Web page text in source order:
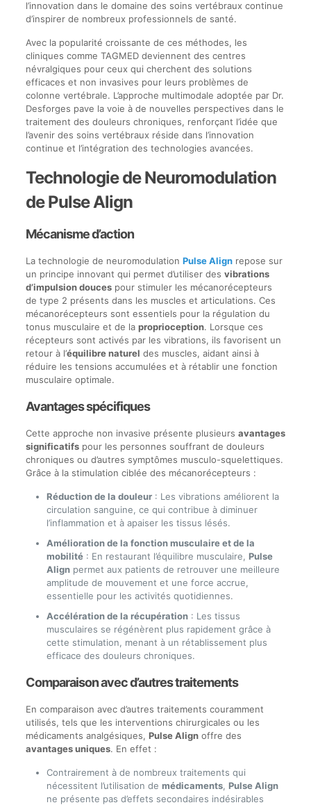
l’innovation dans le domaine des soins vertébraux continue
d’inspirer de nombreux professionnels de santé.
Avec la popularité croissante de ces méthodes, les
cliniques comme TAGMED deviennent des centres
névralgiques pour ceux qui cherchent des solutions
efficaces et non invasives pour leurs problèmes de
colonne vertébrale. L’approche multimodale adoptée par Dr.
Desforges pave la voie à de nouvelles perspectives dans le
traitement des douleurs chroniques, renforçant l’idée que
l’avenir des soins vertébraux réside dans l’innovation
continue et l’intégration des technologies avancées.
Technologie de Neuromodulation
de Pulse Align
Mécanisme d’action
La technologie de neuromodulation Pulse Alignrepose sur
un principe innovant qui permet d’utiliser des vibrations
d’impulsion doucespour stimuler les mécanorécepteurs
de type 2 présents dans les muscles et articulations. Ces
mécanorécepteurs sont essentiels pour la régulation du
tonus musculaire et de la proprioception. Lorsque ces
récepteurs sont activés par les vibrations, ils favorisent un
retour à l’équilibre naturel des muscles, aidant ainsi à
réduire les tensions accumulées et à rétablir une fonction
musculaire optimale.
Avantages spécifiques
Cette approche non invasive présente plusieurs avantages
significatifspour les personnes souffrant de douleurs
chroniques ou d’autres symptômes musculo-squelettiques.
Grâce à la stimulation ciblée des mécanorécepteurs :
Réduction de la douleur: Les vibrations améliorent la
circulation sanguine, ce qui contribue à diminuer
l’inflammation et à apaiser les tissus lésés.
Amélioration de la fonction musculaire et de la
mobilité: En restaurant l’équilibre musculaire, Pulse
Alignpermet aux patients de retrouver une meilleure
amplitude de mouvement et une force accrue,
essentielle pour les activités quotidiennes.
Accélération de la récupération: Les tissus
musculaires se régénèrent plus rapidement grâce à
cette stimulation, menant à un rétablissement plus
efficace des douleurs chroniques.
Comparaison avec d’autres traitements
En comparaison avec d’autres traitements couramment
utilisés, tels que les interventions chirurgicales ou les
médicaments analgésiques, Pulse Alignoffre des
avantages uniques. En effet :
Contrairement à de nombreux traitements qui
nécessitent l’utilisation de médicaments, Pulse Align
ne présente pas d’effets secondaires indésirables